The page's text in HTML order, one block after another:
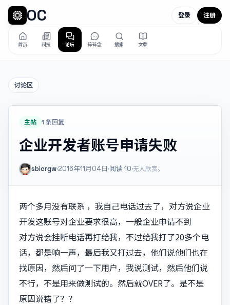
OC
首页 科技 论坛 碎碎念 搜索 文章
登录 注册
讨论区
主帖 1 条回复
企业开发者账号申请失败
sbicrgw·2016年11月04日·阅读 10·无人欣赏。
两个多月没有联系 ，我自己电话过去了，对方说企业
开发这账号对企业要求很高，一般企业申请不到
对方说会挂断电话再打给我，不过给我打了20多个电
话，都是响一声，最后我又打过去，他们说他们也在
找原因，然后问了一下用户，我说测试，然后他们说
不行，不是用来做测试的。然后就OVER了。是不是
原因说错了？？